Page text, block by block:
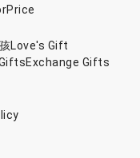
Price
Love's Gift
Exchange Gifts